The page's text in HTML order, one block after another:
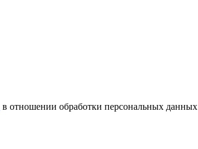
в отношении обработки персональных данных